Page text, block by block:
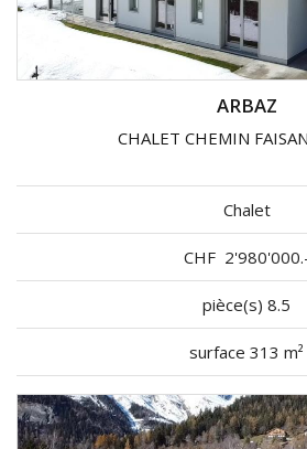
ARBAZ
CHALET CHEMIN
Chalet
CHF
pièce(s) 8.5
surface 313 m²